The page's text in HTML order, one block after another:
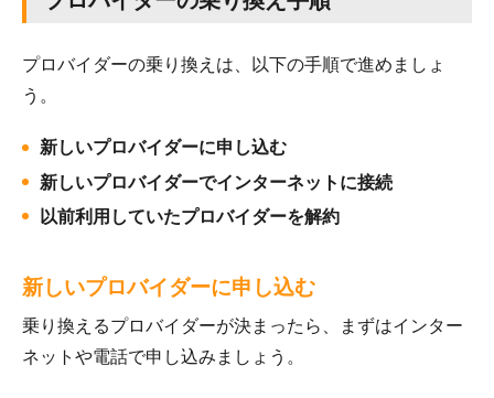
プロバイダーの乗り換えは、以下の手順で進めましょ
う。
新しいプロバイダーに申し込む
新しいプロバイダーでインターネットに接続
以前利用していたプロバイダーを解約
新しいプロバイダーに申し込む
乗り換えるプロバイダーが決まったら、まずはインター
ネットや電話で申し込みましょう。